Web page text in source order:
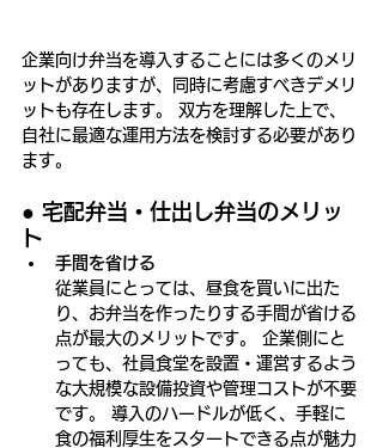
企業向け弁当を導入することには多くのメリ
ットがありますが、同時に考慮すべきデメリ
ットも存在します。 双方を理解した上で、
自社に最適な運用方法を検討する必要があり
ます。
● 宅配弁当・仕出し弁当のメリッ
ト
手間を省ける
従業員にとっては、昼食を買いに出た
り、お弁当を作ったりする手間が省ける
点が最大のメリットです。 企業側にと
っても、社員食堂を設置・運営するよう
な大規模な設備投資や管理コストが不要
です。 導入のハードルが低く、手軽に
食の福利厚生をスタートできる点が魅力